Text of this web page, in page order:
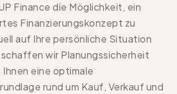
Finance die Möglichkeit, ein
Finanzierungskonzept zu
auf Ihre persönliche Situation
wir Planungssicherheit
eine optimale
rund um Kauf, Verkauf und